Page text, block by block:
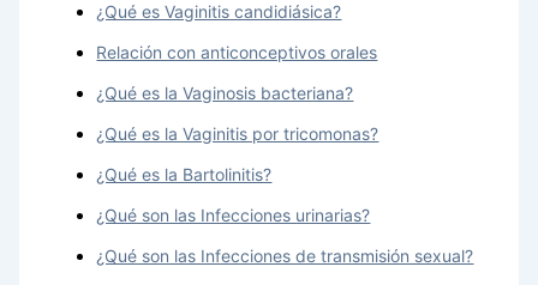
¿Qué es Vaginitis candidiásica?
Relación con anticonceptivos orales
¿Qué es la Vaginosis bacteriana?
¿Qué es la Vaginitis por tricomonas?
¿Qué es la Bartolinitis?
¿Qué son las Infecciones urinarias?
¿Qué son las Infecciones de transmisión sexual?